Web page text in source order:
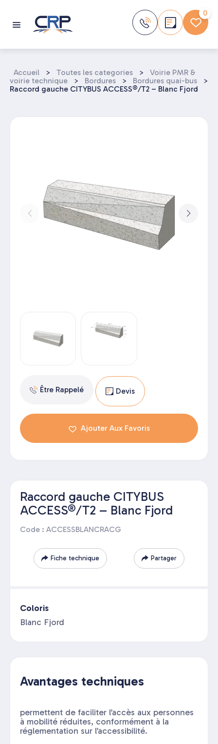
contenu
0
Accueil > Toutes les categories >
Voirie PMR &
voirie technique
> Bordures > Bordures quai-bus
>
Raccord gauche CITYBUS ACCESS®/T2 – Blanc Fjord
Être Rappelé Devis
Ajouter Aux Favoris
Raccord gauche CITYBUS
ACCESS®/T2 – Blanc Fjord
Code : ACCESSBLANCRACG
Fiche technique Partager
Coloris
Blanc Fjord
Avantages techniques
permettent de faciliter l’accès aux personnes
à mobilité réduites, conformément à la
réglementation sur l’accessibilité.